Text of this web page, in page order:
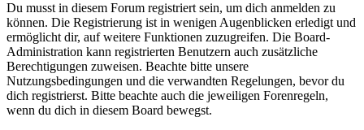
Du musst in diesem Forum registriert sein, um dich anmelden zu
können. Die Registrierung ist in wenigen Augenblicken erledigt und
ermöglicht dir, auf weitere Funktionen zuzugreifen. Die Board-
Administration kann registrierten Benutzern auch zusätzliche
Berechtigungen zuweisen. Beachte bitte unsere
Nutzungsbedingungen und die verwandten Regelungen, bevor du
dich registrierst. Bitte beachte auch die jeweiligen Forenregeln,
wenn du dich in diesem Board bewegst.